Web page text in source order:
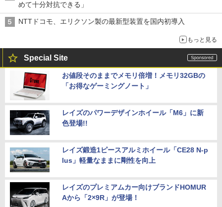
めて十分対抗できる」
NTTドコモ、エリクソン製の最新型装置を国内初導入
もっと見る
Special Site
お値段そのままでメモリ倍増！メモリ32GBの
「お得なゲーミングノート」
レイズのパワーデザインホイール「M6」に新
色登場!!
レイズ鍛造1ピースアルミホイール「CE28 N-p
lus」軽量なままに剛性を向上
レイズのプレミアムカー向けブランドHOMUR
Aから「2×9R」が登場！